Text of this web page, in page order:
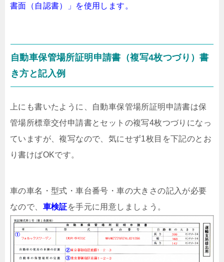
書面（自認書）」を使用します。
自動車保管場所証明申請書（複写4枚つづり）書
き方と記入例
上にも書いたように、自動車保管場所証明申請書は保
管場所標章交付申請書とセットの複写4枚つづりになっ
ていますが、複写なので、気にせず1枚目を下記のとお
り書けばOKです。
車の車名・型式・車台番号・車の大きさの記入が必要
なので、 車検証を手元に用意しましょう。